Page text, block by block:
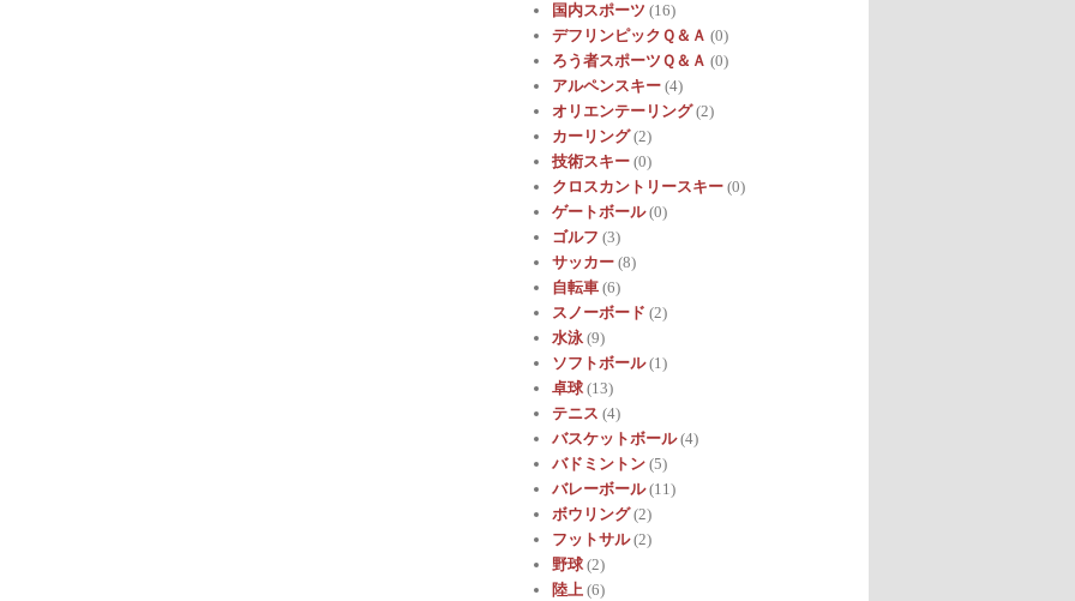
国内スポーツ (16)
デフリンピックＱ＆Ａ (0)
ろう者スポーツＱ＆Ａ (0)
アルペンスキー (4)
オリエンテーリング(2)
カーリング(2)
技術スキー (0)
クロスカントリースキー (0)
ゲートボール(0)
ゴルフ (3)
サッカー (8)
自転車 (6)
スノーボード (2)
水泳(9)
ソフトボール(1)
卓球 (13)
テニス (4)
バスケットボール(4)
バドミントン (5)
バレーボール(11)
ボウリング(2)
フットサル(2)
野球 (2)
陸上 (6)